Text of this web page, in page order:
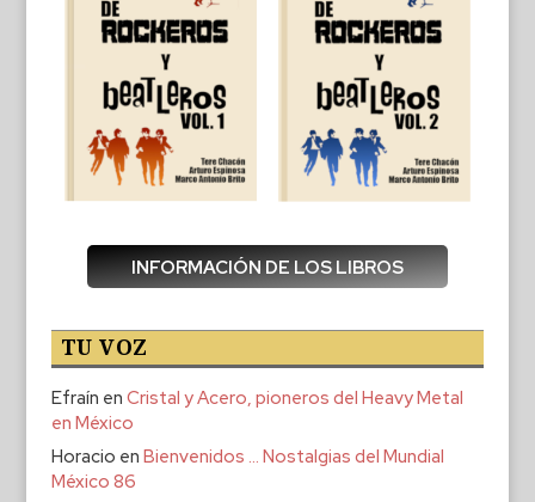
INFORMACIÓN DE LOS LIBROS
TU VOZ
Efraín en Cristal y Acero, pioneros del Heavy Metal
en México
Horacio en Bienvenidos … Nostalgias del Mundial
México 86